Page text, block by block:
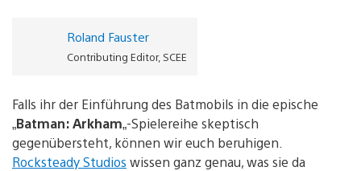
Roland Fauster
Contributing Editor, SCEE
Falls ihr der Einführung des Batmobils in die epische
„Batman: Arkham„-Spielereihe skeptisch
gegenübersteht, können wir euch beruhigen.
Rocksteady Studios wissen ganz genau, was sie da